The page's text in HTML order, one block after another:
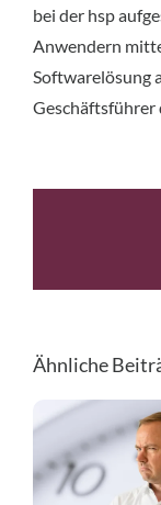
bei der hsp
Anwendern
Softwarelösung
Geschäftsführer
Ähnliche